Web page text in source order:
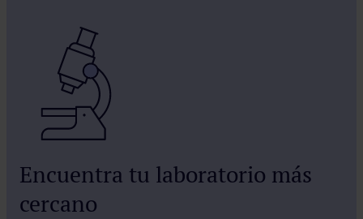
Encuentra tu laboratorio más
cercano